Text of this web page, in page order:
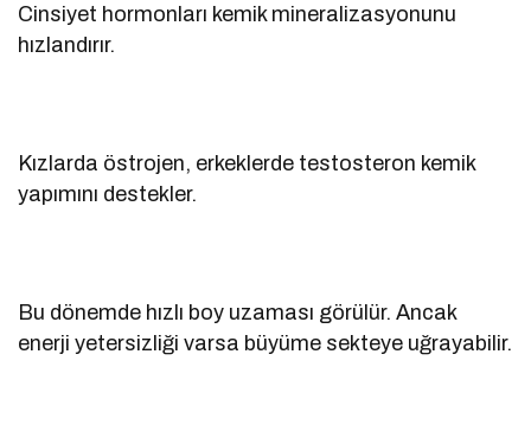
Cinsiyet hormonları kemik mineralizasyonunu
hızlandırır.
Kızlarda östrojen, erkeklerde testosteron kemik
yapımını destekler.
Bu dönemde hızlı boy uzaması görülür. Ancak
enerji yetersizliği varsa büyüme sekteye uğrayabilir.